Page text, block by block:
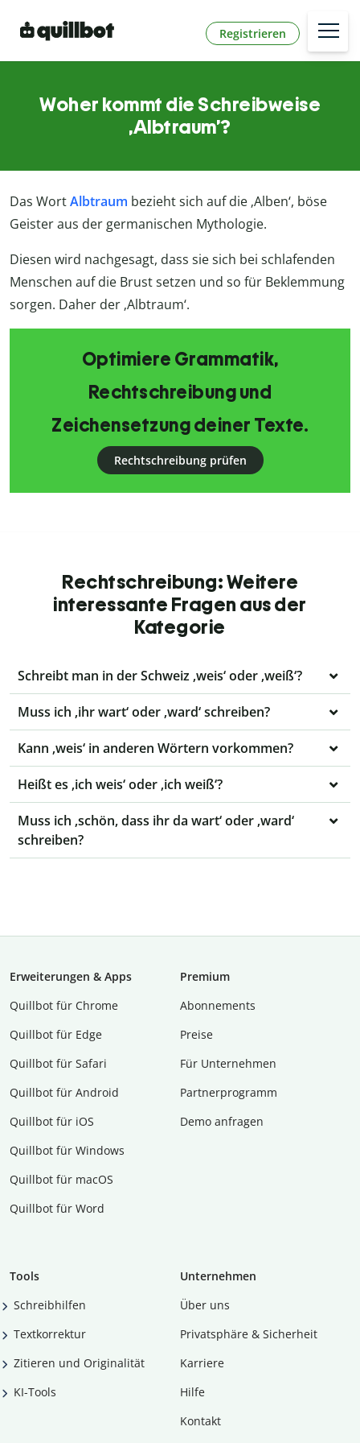
Registrieren
Woher kommt die Schreibweise
‚Albtraum’?
Das WortAlbtraum bezieht sich auf die ‚Alben‘, böse
Geister aus der germanischen Mythologie.
Diesen wird nachgesagt, dass sie sich bei schlafenden
Menschen auf die Brust setzen und so für Beklemmung
sorgen. Daher der ‚Albtraum‘.
Optimiere Grammatik,
Rechtschreibung und
Zeichensetzung deiner Texte.
Rechtschreibung prüfen
Rechtschreibung: Weitere
interessante Fragen aus der
Kategorie
Schreibt man in der Schweiz ‚weis‘ oder ‚weiß‘?
Muss ich ‚ihr wart‘ oder ‚ward‘ schreiben?
Kann ‚weis‘ in anderen Wörtern vorkommen?
Heißt es ‚ich weis‘ oder ‚ich weiß‘?
Muss ich ‚schön, dass ihr da wart‘ oder ‚ward‘
schreiben?
Erweiterungen & Apps
Quillbot für Chrome
Quillbot für Edge
Quillbot für Safari
Quillbot für Android
Quillbot für iOS
Quillbot für Windows
Quillbot für macOS
Quillbot für Word
Premium
Abon­ne­ments
Preise
Für Unternehmen
Partnerprogramm
Demo anfragen
Tools
Schreibhilfen
Textkorrektur
Zitieren und Originalität
KI-Tools
Unternehmen
Über uns
Privatsphäre & Sicherheit
Karriere
Hilfe
Kontakt